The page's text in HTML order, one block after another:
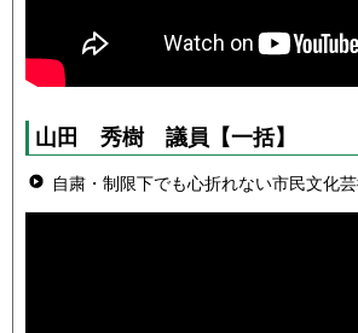
山田 秀樹議員 【一括】
自粛・制限下でも心折れない市民文化